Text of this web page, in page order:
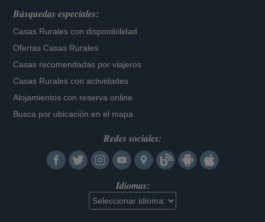
Búsquedas especiales:
Casas Rurales con disponibilidad
Ofertas Casas Rurales
Casas recomendadas por viajeros
Casas Rurales con actividades
Alojamientos con reserva online
Busca por ubicación en el mapa
Redes sociales:
Idiomas: